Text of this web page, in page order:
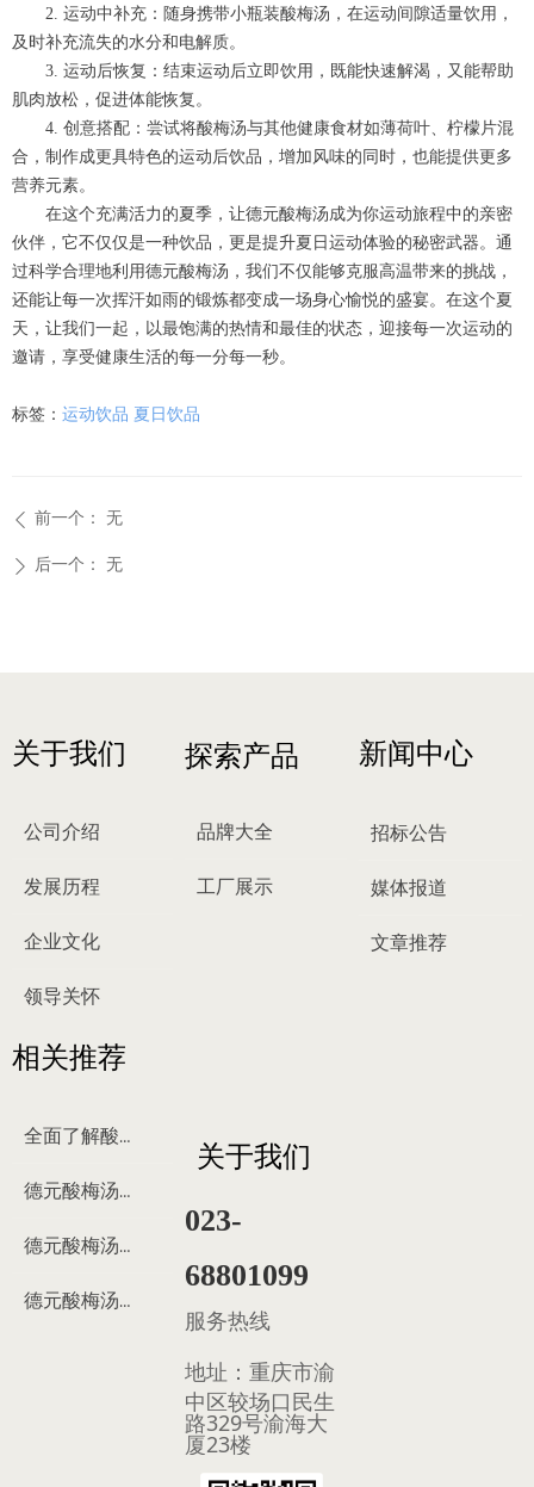
2. 运动中补充：随身携带小瓶装酸梅汤，在运动间隙适量饮用，
及时补充流失的水分和电解质。
3. 运动后恢复：结束运动后立即饮用，既能快速解渴，又能帮助
肌肉放松，促进体能恢复。
4. 创意搭配：尝试将酸梅汤与其他健康食材如薄荷叶、柠檬片混
合，制作成更具特色的运动后饮品，增加风味的同时，也能提供更多
营养元素。
在这个充满活力的夏季，让德元酸梅汤成为你运动旅程中的亲密
伙伴，它不仅仅是一种饮品，更是提升夏日运动体验的秘密武器。通
过科学合理地利用德元酸梅汤，我们不仅能够克服高温带来的挑战，
还能让每一次挥汗如雨的锻炼都变成一场身心愉悦的盛宴。在这个夏
天，让我们一起，以最饱满的热情和最佳的状态，迎接每一次运动的
邀请，享受健康生活的每一分每一秒。
标签： 运动饮品 夏日饮品
ꄴ 前一个： 无
ꄲ 后一个： 无
关于我们
公司介绍
发展历程
企业文化
领导关怀
探索产品
品牌大全
工厂展示
招标公告
媒体报道
文章推荐
新闻中心
关于我们
023-
68801099
服务热线
地址： 重庆市渝
中区较场口民生
路329号渝海大
厦23楼
相关推荐
全面了解酸梅汤
德元酸梅汤来历
德元酸梅汤制作过程
德元酸梅汤多少钱